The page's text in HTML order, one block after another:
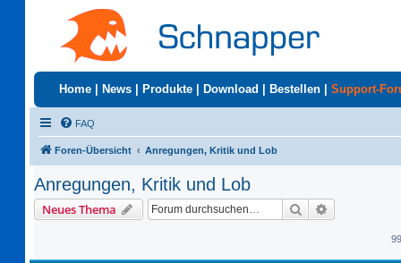
Home News Produkte Download Bestellen Support-
FAQ
Foren-Übersicht Anregungen, Kritik und Lob
Anregungen, Kritik und Lob
Neues Thema Suche